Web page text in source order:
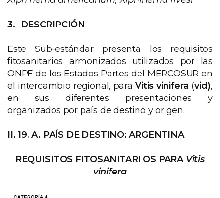
3.- DESCRIPCIÓN
Este Sub-estándar presenta los requisitos
fitosanitarios armonizados utilizados por las
ONPF de los Estados Partes del MERCOSUR en
el intercambio regional, paraVitis vinifera (vid),
en sus diferentes presentaciones y
organizados por país de destino y origen.
II. 19. A. PAÍS DE DESTINO: ARGENTINA
REQUISITOS FITOSANITARI OS PARA Vitis
vinifera